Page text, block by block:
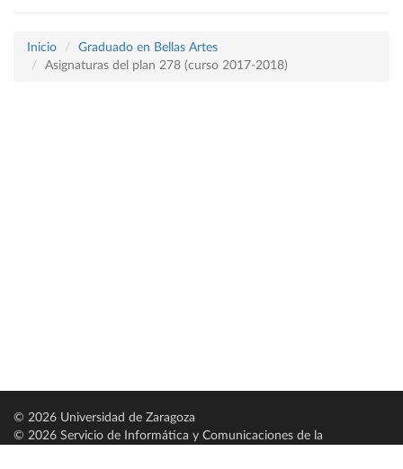
Inicio
Graduado en Bellas Artes
Asignaturas del plan 278 (curso 2017-2018)
© 2026 Universidad de Zaragoza
© 2026 Servicio de Informática y Comunicaciones de la